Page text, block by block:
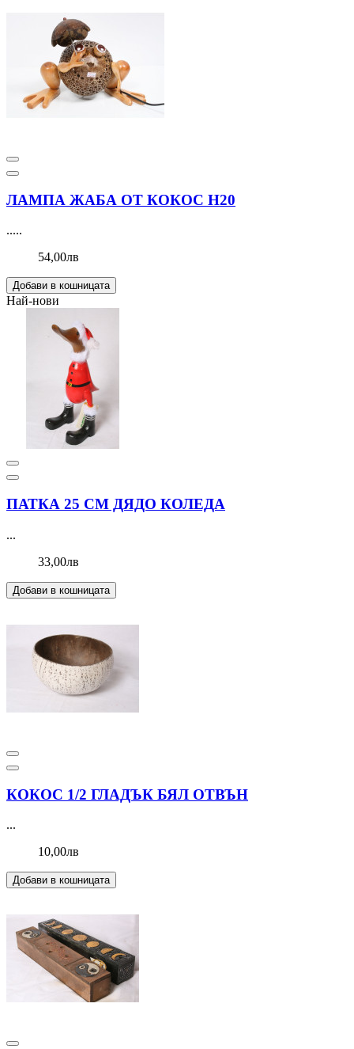
ЛАМПА ЖАБА ОТ КОКОС Н20
.....
54,00лв
Добави в кошницата
Най-нови
ПАТКА 25 СМ ДЯДО КОЛЕДА
...
33,00лв
Добави в кошницата
КОКОС 1/2 ГЛАДЪК БЯЛ ОТВЪН
...
10,00лв
Добави в кошницата